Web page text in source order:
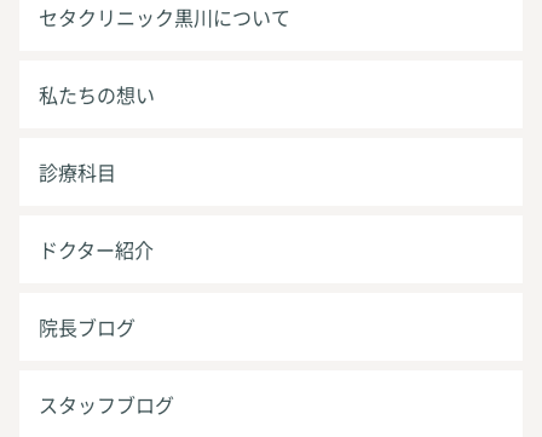
セタクリニック黒川について
私たちの想い
診療科目
ドクター紹介
院長ブログ
スタッフブログ